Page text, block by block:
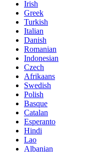
Irish
Greek
Turkish
Italian
Danish
Romanian
Indonesian
Czech
Afrikaans
Swedish
Polish
Basque
Catalan
Esperanto
Hindi
Lao
Albanian